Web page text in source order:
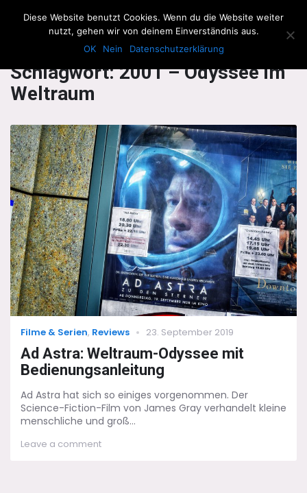
The Howling Men
Schlagwort:2001 – Odyssee im
Weltraum
Categories
Filme & Serien, Reviews
Posted
23. September 2019
Ad Astra: Weltraum-Odyssee mit
Bedienungsanleitung
Ad Astra hat sich so einiges vorgenommen. Der
Science-Fiction-Film von James Gray verhandelt kleine
menschliche und groß...
Leave a commenton
Diese Website benutzt Cookies. Wenn du die Website weiter
nutzt, gehen wir von deinem Einverständnis aus.
OK
Nein Datenschutzerklärung